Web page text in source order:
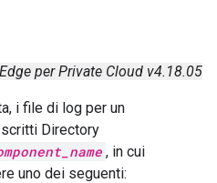
Edge per Private Cloud v4.18.05
i file di log per un
Directory
, in cui
uno dei seguenti: